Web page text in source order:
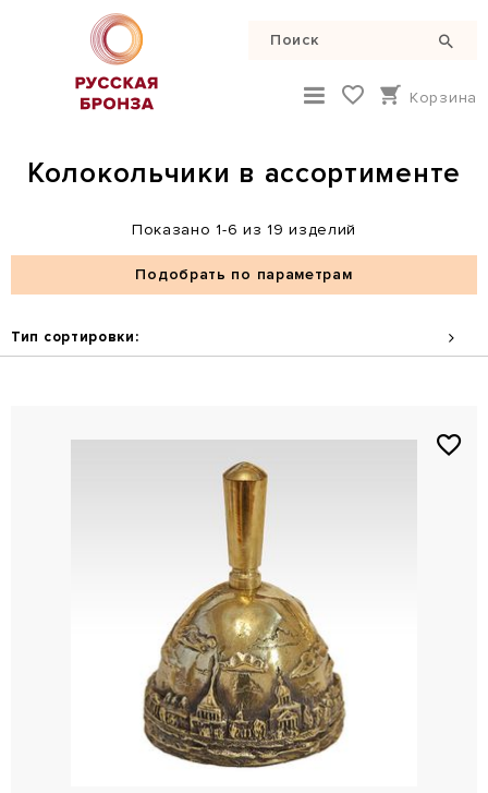
Корзина
Колокольчики в ассортименте
Показано 1-6 из 19 изделий
Подобрать по параметрам
Тип сортировки: